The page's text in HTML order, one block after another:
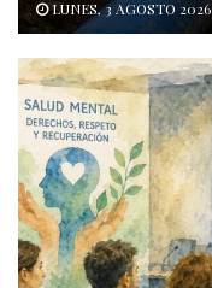
LUNES, 3 AGOSTO 2026